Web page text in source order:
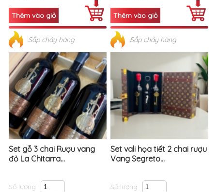
Sắp cháy hàng Sắp cháy hàng
Set gỗ 3 chai Rượu vang
đỏ La Chitarra...
Số lượng
Set vali họa tiết 2 chai rượu
Vang Segreto...
Số lượng